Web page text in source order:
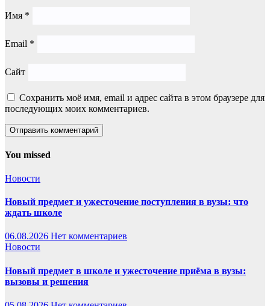
Имя *
Email *
Сайт
Сохранить моё имя, email и адрес сайта в этом браузере для
последующих моих комментариев.
You missed
Новости
Новый предмет и ужесточение поступления в вузы: что
ждать школе
06.08.2026 Нет комментариев
Новости
Новый предмет в школе и ужесточение приёма в вузы:
вызовы и решения